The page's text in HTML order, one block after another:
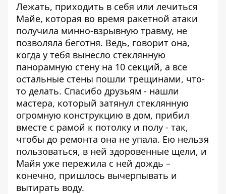
Лежать, приходить в себя или лечиться
Майе, которая во время ракетной атаки
получила минно-взрывную травму, не
позволяла беготня. Ведь, говорит она,
когда у тебя вынесло стеклянную
панорамную стену на 10 секций, а все
остальные стены пошли трещинами, что-
то делать. Спасибо друзьям - нашли
мастера, который затянул стеклянную
огромную конструкцию в дом, прибил
вместе с рамой к потолку и полу - так,
чтобы до ремонта она не упала. Ею нельзя
пользоваться, в ней здоровенные щели, и
Майя уже пережила с ней дождь –
конечно, пришлось вычерпывать и
вытирать воду.